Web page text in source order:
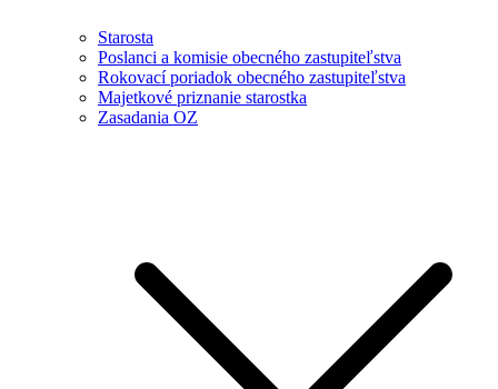
Starosta
Poslanci a komisie obecného zastupiteľstva
Rokovací poriadok obecného zastupiteľstva
Majetkové priznanie starostka
Zasadania OZ